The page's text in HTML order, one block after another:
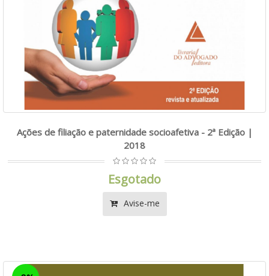
Ações de filiação e paternidade socioafetiva - 2ª Edição |
2018
Esgotado
Avise-me